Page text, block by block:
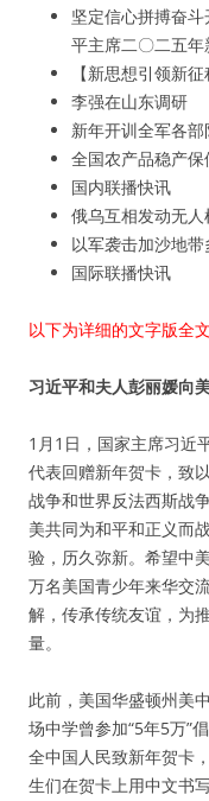
坚定信心拼搏奋
平主席二〇二五
【新思想引领新
李强在山东调研
新年开训全军各
全国农产品稳产
国内联播快讯
俄乌互相发动无人
以军袭击加沙地
国际联播快讯
以下为详细的文字版全文
习近平和夫人彭丽媛向
1月1日，国家主席习近
代表回赠新年贺卡，致
战争和世界反法西斯战
美共同为和平和正义而
验，历久弥新。希望中
万名美国青少年来华交
解，传承传统友谊，为
量。
此前，美国华盛顿州美
场中学曾参加“5年5万”
全中国人民致新年贺卡
生们在贺卡上用中文书